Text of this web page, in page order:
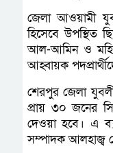
জেলা আওয়ামী
হিসেবে উপস্থিত
আল-আমিন ও
আহ্বায়ক
শেরপুর জেলা
প্রায় ৩০ জনের
দেওয়া হবে। এ
সম্পাদক আলহাজ্ব